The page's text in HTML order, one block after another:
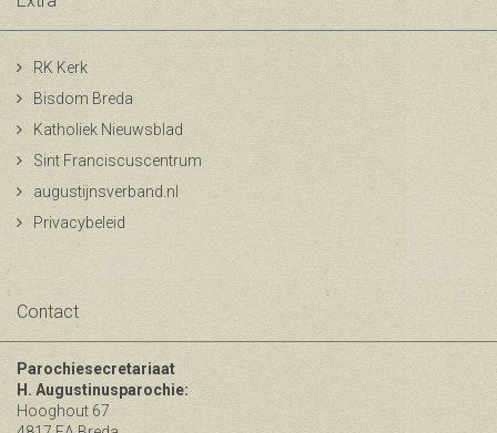
RK Kerk
Bisdom Breda
Katholiek Nieuwsblad
Sint Franciscuscentrum
augustijnsverband.nl
Privacybeleid
Contact
Parochiesecretariaat
H. Augustinusparochie:
Hooghout 67